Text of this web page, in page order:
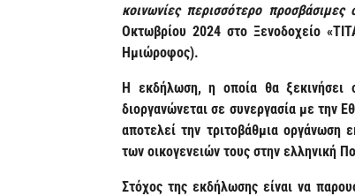
κοινωνίες περισσότερο
Οκτωβρίου 2024 στο Ξενοδοχείο
Ημιώροφος).
Η εκδήλωση, η οποία θα ξεκινήσει
διοργανώνεται σε συνεργασία με την
αποτελεί την τριτοβάθμια
των οικογενειών τους στην ελληνική
Στόχος της εκδήλωσης είναι να